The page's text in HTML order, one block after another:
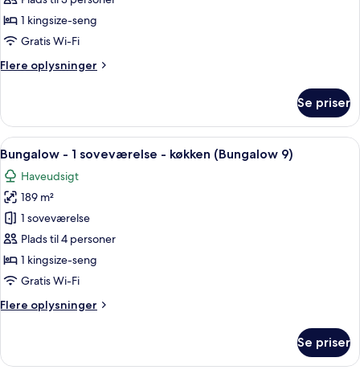
1950s
Inspired)
1
soveværelse
terrasse
1 kingsize-seng
Gratis Wi-Fi
Flere oplysninger
Flere
-
soveværelse
terrasse
(Grand
Deluxe)
Se priser
Indlæs
alle
billeder
af
Bungalow
-
1
soveværelse
køkken
En seng med himmelseng, et
14
Bungalow - 1 soveværelse - køkken (Bungalow 9)
Haveudsigt
189 m²
1 soveværelse
Plads til 4 personer
1 kingsize-seng
Gratis Wi-Fi
Flere oplysninger
Flere
-
Se priser